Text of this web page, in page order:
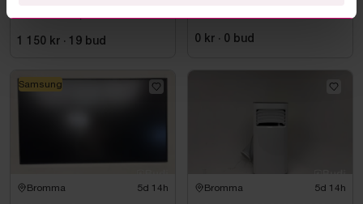
1 150 kr · 19 bud 0 kr · 0 bud
Bromma 5d 14h
Samsung
Bromma 5d 14h